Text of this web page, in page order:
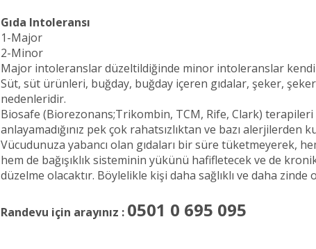
Gıda Intoleransı
1-Major
2-Minor
Major intoleranslar düzeltildiğinde minor intoleranslar
Süt, süt ürünleri, buğday, buğday içeren gıdalar, şeker,
nedenleridir.
Biosafe (Biorezonans;Trikombin, TCM, Rife, Clark)
anlayamadığınız pek çok rahatsızlıktan ve bazı
Vücudunuza yabancı olan gıdaları bir süre tüketmeyerek,
hem de bağışıklık sisteminin yükünü hafifletecek ve de
düzelme olacaktır. Böylelikle kişi daha sağlıklı ve daha zinde
Randevu için arayınız : 0501 0 695 095